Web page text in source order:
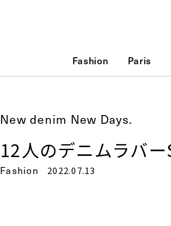
Fashion Paris
New denim New Days.
12人のデニムラバー
Fashion 2022.07.13